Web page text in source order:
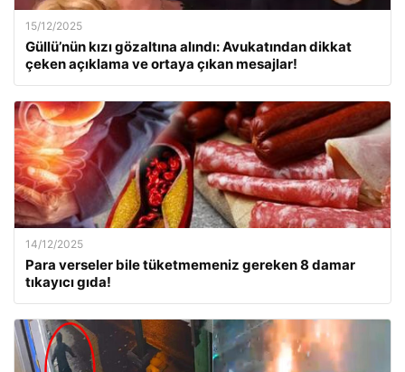
15/12/2025
Güllü’nün kızı gözaltına alındı: Avukatından dikkat
çeken açıklama ve ortaya çıkan mesajlar!
14/12/2025
Para verseler bile tüketmemeniz gereken 8 damar
tıkayıcı gıda!